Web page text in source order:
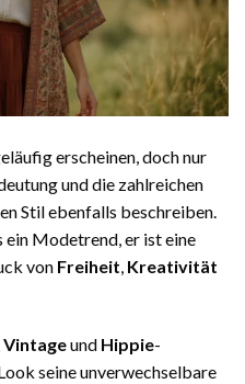
erscheinen, doch nur
und die zahlreichen
Stil ebenfalls beschreiben.
ein Modetrend, er ist eine
von Freiheit, Kreativität
Vintageund Hippie-
seine unverwechselbare